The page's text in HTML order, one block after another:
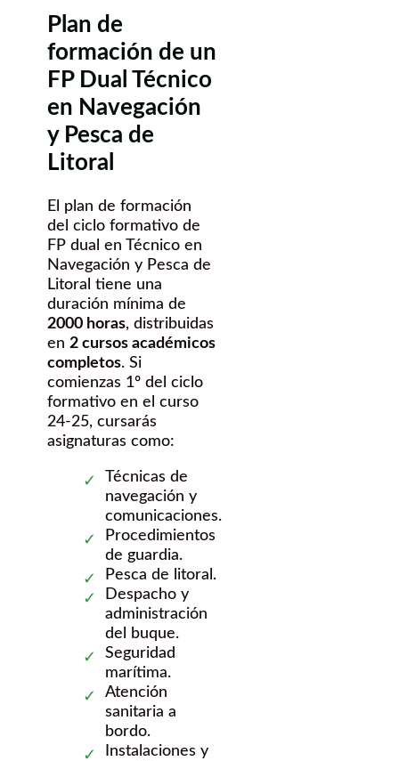
Plan de
formación de un
FP Dual Técnico
en Navegación
y Pesca de
Litoral
El plan de formación
del ciclo formativo de
FP dual en Técnico en
Navegación y Pesca de
Litoral tiene una
duración mínima de
2000 horas, distribuidas
en 2 cursos académicos
completos. Si
comienzas 1º del ciclo
formativo en el curso
24-25, cursarás
asignaturas como:
Técnicas de
navegación y
comunicaciones.
Procedimientos
de guardia.
Pesca de litoral.
Despacho y
administración
del buque.
Seguridad
marítima.
Atención
sanitaria a
bordo.
Instalaciones y